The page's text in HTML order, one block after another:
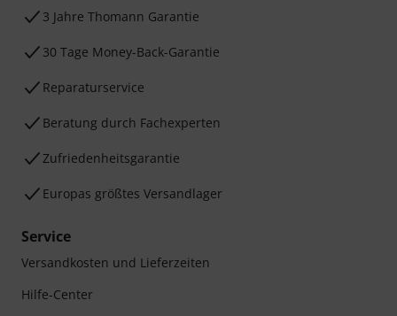
3 Jahre Thomann Garantie
30 Tage Money-Back-Garantie
Reparaturservice
Beratung durch Fachexperten
Zufriedenheitsgarantie
Europas größtes Versandlager
Service
Versandkosten und Lieferzeiten
Hilfe-Center